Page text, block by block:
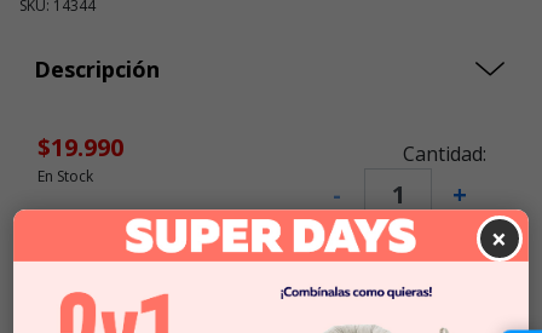
SKU: 14344
Descripción
Cantidad:
- +
$19.990
En Stock
Añadir al carrito
×